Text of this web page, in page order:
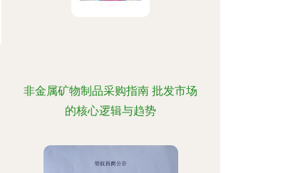
非金属矿物制品采购指南 批发市场
的核心逻辑与趋势